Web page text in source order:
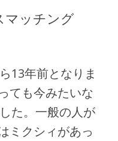
マッチング
13年前となりま
ても今みたいな
た。一般の人が
ミクシィがあっ